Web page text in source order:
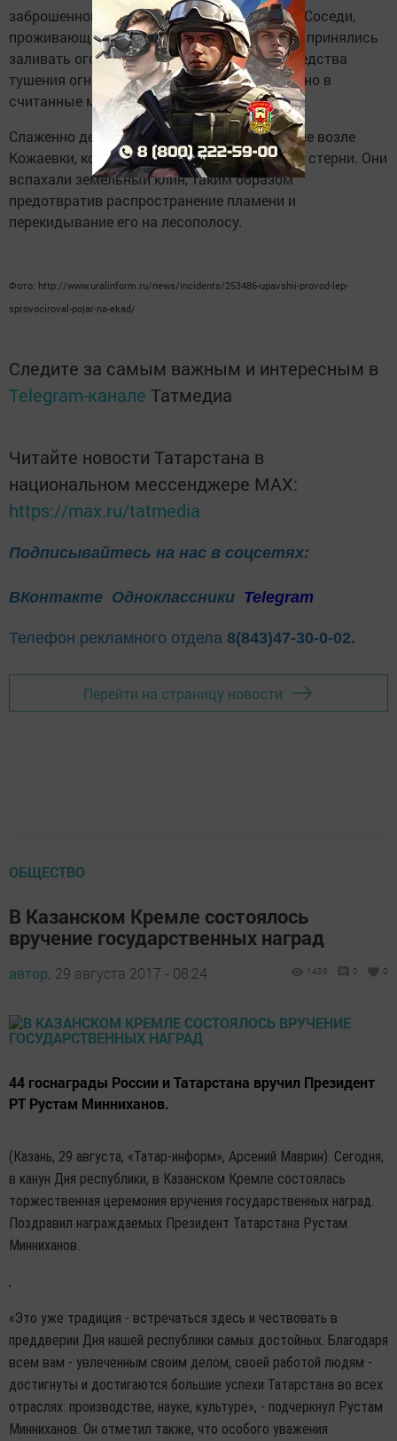
заброшенном сарае и жители Никольского. Соседи,
проживающие рядом с постройкой, быстро принялись
заливать огонь, используя также другие средства
тушения огня. Возгорание было локализовано в
считанные минуты.
Слаженно действовали механизаторы в поле возле
Кожаевки, когда было замечено возгорание стерни. Они
вспахали земельный клин, таким образом
предотвратив распространение пламени и
перекидывание его на лесополосу.
Фото: http://www.uralinform.ru/news/incidents/253486-upavshii-provod-lep-
sprovociroval-pojar-na-ekad/
Следите за самым важным и интересным в
Telegram-канале Татмедиа
Читайте новости Татарстана в
национальном мессенджере MАХ:
https://max.ru/tatmedia
Подписывайтесь на нас в соцсетях:
ВКонтакте Одноклассники Telegram
Телефон рекламного отдела 8(843)47-30-0-02.
Перейти на страницу новости
ОБЩЕСТВО
В Казанском Кремле состоялось
вручение государственных наград
автор, 29 августа 2017 - 08:24 1436 0 0
44 госнаграды России и Татарстана вручил Президент
РТ Рустам Минниханов.
(Казань, 29 августа, «Татар-информ», Арсений Маврин). Сегодня,
в канун Дня республики, в Казанском Кремле состоялась
торжественная церемония вручения государственных наград.
Поздравил награждаемых Президент Татарстана Рустам
Минниханов.
«Это уже традиция - встречаться здесь и чествовать в
преддверии Дня нашей республики самых достойных. Благодаря
всем вам - увлеченным своим делом, своей работой людям -
достигнуты и достигаются большие успехи Татарстана во всех
отраслях: производстве, науке, культуре», - подчеркнул Рустам
Минниханов. Он отметил также, что особого уважения